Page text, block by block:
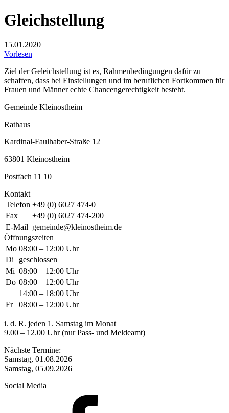
Gleichstellung
15.01.2020
Vorlesen
Ziel der Geleichstellung ist es, Rahmenbedingungen dafür zu
schaffen, dass bei Einstellungen und im beruflichen Fortkommen für
Frauen und Männer echte Chancengerechtigkeit besteht.
Gemeinde Kleinostheim
Rathaus
Kardinal-Faulhaber-Straße 12
63801 Kleinostheim
Postfach 11 10
Kontakt
Telefon +49 (0) 6027 474-0
Fax
+49 (0) 6027 474-200
E-Mail gemeinde@kleinostheim.de
Öffnungszeiten
Mo 08:00 – 12:00 Uhr
Di
geschlossen
Mi 08:00 – 12:00 Uhr
Do 08:00 – 12:00 Uhr
14:00 – 18:00 Uhr
Fr
08:00 – 12:00 Uhr
i. d. R. jeden 1. Samstag im Monat
9.00 – 12.00 Uhr (nur Pass- und Meldeamt)
Nächste Termine:
Samstag, 01.08.2026
Samstag, 05.09.2026
Social Media